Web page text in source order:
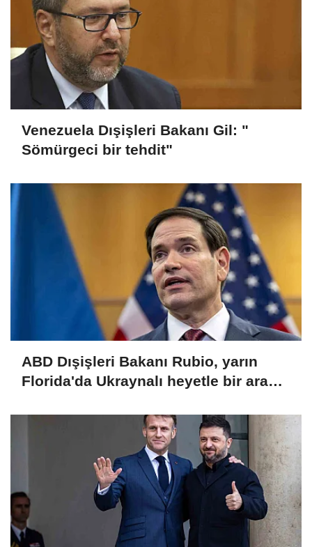
Venezuela Dışişleri Bakanı Gil: "
Sömürgeci bir tehdit"
ABD Dışişleri Bakanı Rubio, yarın
Florida'da Ukraynalı heyetle bir araya